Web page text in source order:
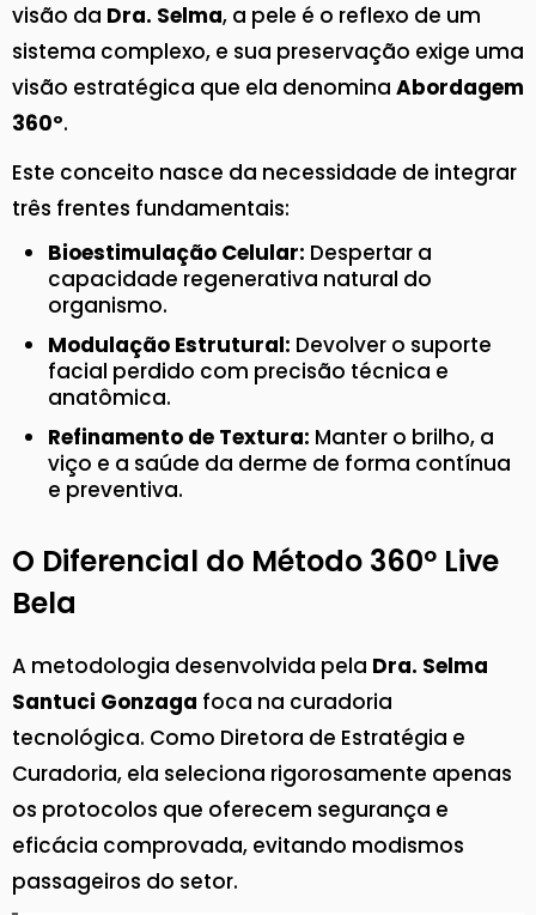
visão da Dra. Selma, a pele é o reflexo de um
sistema complexo, e sua preservação exige uma
visão estratégica que ela denomina Abordagem
360º.
Este conceito nasce da necessidade de integrar
três frentes fundamentais:
Bioestimulação Celular: Despertar a
capacidade regenerativa natural do
organismo.
Modulação Estrutural: Devolver o suporte
facial perdido com precisão técnica e
anatômica.
Refinamento de Textura: Manter o brilho, a
viço e a saúde da derme de forma contínua
e preventiva.
O Diferencial do Método 360º Live
Bela
A metodologia desenvolvida pela Dra. Selma
Santuci Gonzaga foca na curadoria
tecnológica. Como Diretora de Estratégia e
Curadoria, ela seleciona rigorosamente apenas
os protocolos que oferecem segurança e
eficácia comprovada, evitando modismos
passageiros do setor.